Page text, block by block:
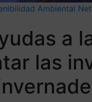
Ambiental
a
las